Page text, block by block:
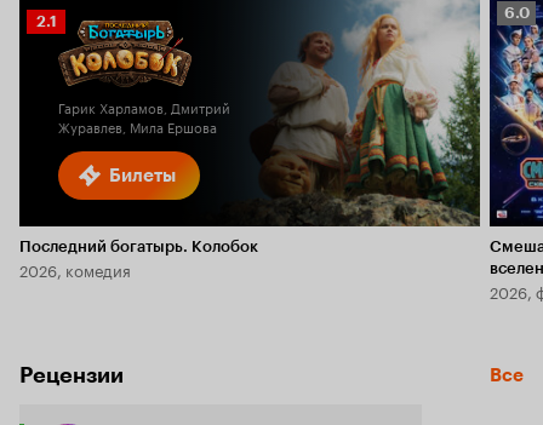
Билеты
Рейтинг
Кинопоиска
2.1
Гарик Харламов, Дмитрий
Журавлев, Мила Ершова
Последний богатырь. Колобок
2026, комедия
6.0
6.0
2026,
Рецензии Все